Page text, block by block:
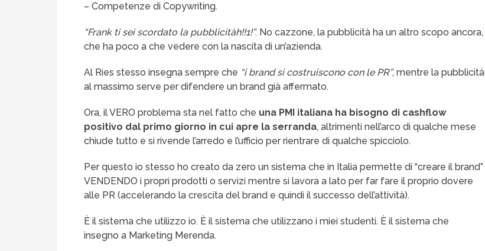
– Competenze di Copywriting.
“Frank ti sei scordato la pubblicitàh!!1!”. No cazzone, la pubblicità ha un altro scopo ancora,
che ha poco a che vedere con la nascita di un’azienda.
Al Ries stesso insegna sempre che “i brand si costruiscono con le PR”, mentre la pubblicità
al massimo serve per difendere un brand già affermato.
Ora, il VERO problema sta nel fatto che una PMI italiana ha bisogno di cashflow
positivo dal primo giorno in cui apre la serranda, altrimenti nell’arco di qualche mese
chiude tutto e si rivende l’arredo e l’ufficio per rientrare di qualche spicciolo.
Per questo io stesso ho creato da zero un sistema che in Italia permette di “creare il brand”
VENDENDO i propri prodotti o servizi mentre si lavora a lato per far fare il proprio dovere
alle PR (accelerando la crescita del brand e quindi il successo dell’attività).
È il sistema che utilizzo io. È il sistema che utilizzano i miei studenti. È il sistema che
insegno a Marketing Merenda.